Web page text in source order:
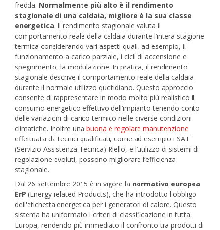
fredda. Normalmente più alto è il rendimento
stagionale di una caldaia, migliore è la sua classe
energetica. Il rendimento stagionale valuta il
comportamento reale della caldaia durante l’intera stagione
termica considerando vari aspetti quali, ad esempio, il
funzionamento a carico parziale, i cicli di accensione e
spegnimento, la modulazione. In pratica, il rendimento
stagionale descrive il comportamento reale della caldaia
durante il normale utilizzo quotidiano. Questo approccio
consente di rappresentare in modo molto più realistico il
consumo energetico effettivo dell’impianto tenendo conto
delle variazioni di carico termico nelle diverse condizioni
climatiche. Inoltre una buona e regolare manutenzione
effettuata da tecnici qualificati, come ad esempio i SAT
(Servizio Assistenza Tecnica) Riello, e l’utilizzo di sistemi di
regolazione evoluti, possono migliorare l’efficienza
stagionale.
Dal 26 settembre 2015 è in vigore la normativa europea
ErP (Energy related Products), che ha introdotto l'obbligo
dell'etichetta energetica per i generatori di calore. Questo
sistema ha uniformato i criteri di classificazione in tutta
Europa, rendendo più immediato il confronto tra prodotti di